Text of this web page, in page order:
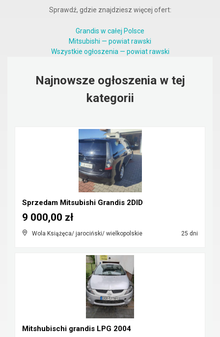
Sprawdź, gdzie znajdziesz więcej ofert:
Grandis w całej Polsce
Mitsubishi — powiat rawski
Wszystkie ogłoszenia — powiat rawski
Najnowsze ogłoszenia w tej
kategorii
Sprzedam Mitsubishi Grandis 2DID
Wola Książęca/ jarociński/ wielkopolskie 25 dni
9 000,00 zł
Mitshubischi grandis LPG 2004